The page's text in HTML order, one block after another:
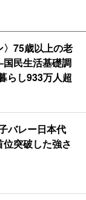
〉75歳以上の老
民生活基礎調
らし933万人超
バレー日本代
突破した強さ